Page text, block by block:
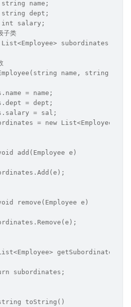
name;
dept;
salary;
子类
subordinates;
name, string
= name;
= dept;
= sal;
= new List<Employee>();
add(Employee e)
remove(Employee e)
getSubordinates()
subordinates;
toString()